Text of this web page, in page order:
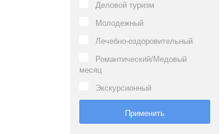
Деловой туризм
Молодежный
Лечебно-оздоровительный
Романтический/Медовый
месяц
Экскурсионный